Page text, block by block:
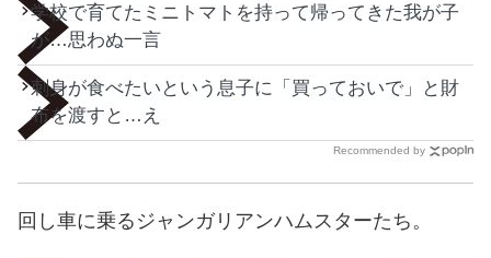
学校で育てたミニトマトを持って帰ってきた我が子
が…思わぬ一言
刺身が食べたいという息子に「買っておいで」と財
布を渡すと…え
Recommended by
回し車に乗るジャンガリアンハムスターたち。